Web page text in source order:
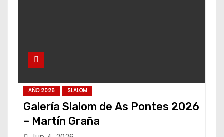
AÑO 2026 SLALOM
Galería Slalom de As Pontes 2026
– Martín Graña